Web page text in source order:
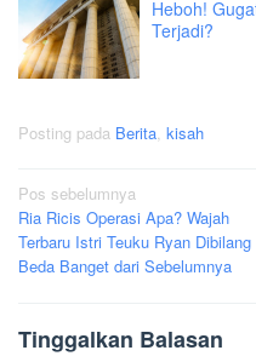
Heboh!
Terjadi?
Posting pada Berita, kisah
Navigasi
pos
Pos sebelumnya
Ria Ricis Operasi Apa? Wajah
Terbaru Istri Teuku Ryan Dibilang
Beda Banget dari Sebelumnya
Tinggalkan Balasan